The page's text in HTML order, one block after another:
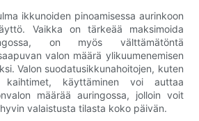
ikkunoiden pinoamisessa aurinkoon
Vaikka on tärkeää maksimoida
on myös välttämätöntä
valon määrä ylikuumenemisen
Valon suodatusikkunahoitojen, kuten
käyttäminen voi auttaa
määrää auringossa, jolloin voit
valaistusta tilasta koko päivän.